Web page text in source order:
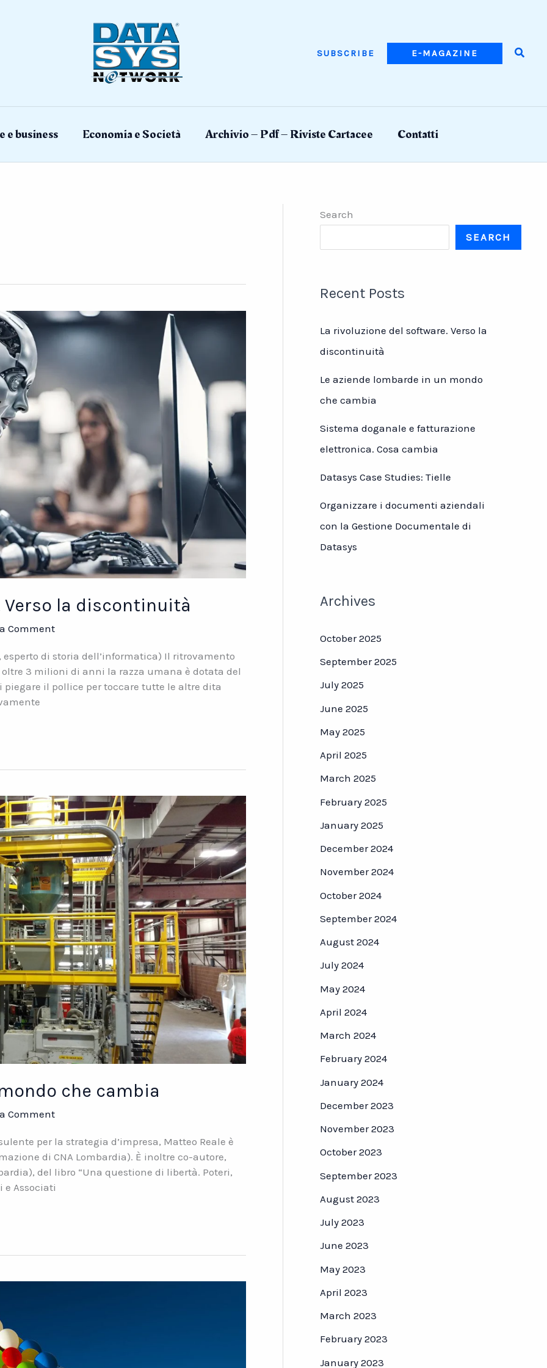
SUBSCRIBE E-MAGAZINE
e business Economia e Società Archivio – Pdf – Riviste Cartacee Contatti
la discontinuità
Comment
esperto di storia dell’informatica) Il ritrovamento
3 milioni di anni la razza umana è dotata del
il pollice per toccare tutte le altre dita
che cambia
Comment
per la strategia d’impresa, Matteo Reale è
di CNA Lombardia). È inoltre co-autore,
del libro “Una questione di libertà. Poteri,
e Associati
Search
SEARCH
Recent Posts
La rivoluzione del software. Verso la
discontinuità
Le aziende lombarde in un mondo
che cambia
Sistema doganale e fatturazione
elettronica. Cosa cambia
Datasys Case Studies: Tielle
Organizzare i documenti aziendali
con la Gestione Documentale di
Datasys
Archives
October 2025
September 2025
July 2025
June 2025
May 2025
April 2025
March 2025
February 2025
January 2025
December 2024
November 2024
October 2024
September 2024
August 2024
July 2024
May 2024
April 2024
March 2024
February 2024
January 2024
December 2023
November 2023
October 2023
September 2023
August 2023
July 2023
June 2023
May 2023
April 2023
March 2023
February 2023
January 2023